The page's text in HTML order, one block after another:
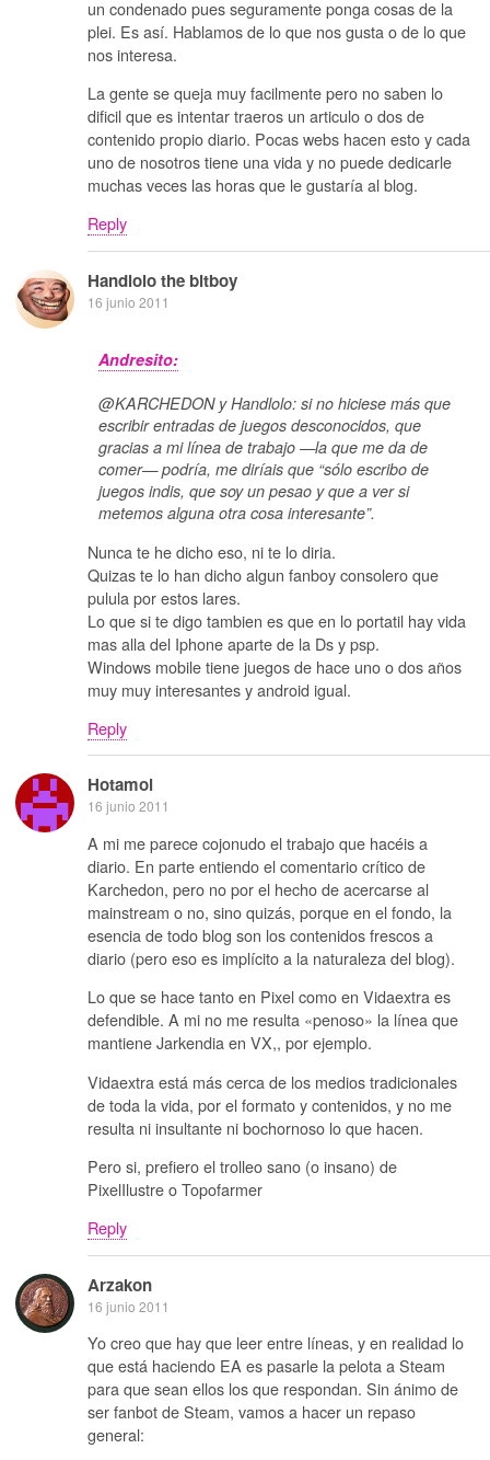
un condenado pues seguramente ponga cosas de la
plei. Es así. Hablamos de lo que nos gusta o de lo que
nos interesa.
La gente se queja muy facilmente pero no saben lo
dificil que es intentar traeros un articulo o dos de
contenido propio diario. Pocas webs hacen esto y cada
uno de nosotros tiene una vida y no puede dedicarle
muchas veces las horas que le gustaría al blog.
Reply
Handlolo the bitboy
16 junio 2011
Andresito:
@KARCHEDON y Handlolo: si no hiciese más que
escribir entradas de juegos desconocidos, que
gracias a mi línea de trabajo —la que me da de
comer— podría, me diríais que “sólo escribo de
juegos indis, que soy un pesao y que a ver si
metemos alguna otra cosa interesante”.
Nunca te he dicho eso, ni te lo diria.
Quizas te lo han dicho algun fanboy consolero que
pulula por estos lares.
Lo que si te digo tambien es que en lo portatil hay vida
mas alla del Iphone aparte de la Ds y psp.
Windows mobile tiene juegos de hace uno o dos años
muy muy interesantes y android igual.
Reply
Hotamol
16 junio 2011
A mi me parece cojonudo el trabajo que hacéis a
diario. En parte entiendo el comentario crítico de
Karchedon, pero no por el hecho de acercarse al
mainstream o no, sino quizás, porque en el fondo, la
esencia de todo blog son los contenidos frescos a
diario (pero eso es implícito a la naturaleza del blog).
Lo que se hace tanto en Pixel como en Vidaextra es
defendible. A mi no me resulta «penoso» la línea que
mantiene Jarkendia en VX,, por ejemplo.
Vidaextra está más cerca de los medios tradicionales
de toda la vida, por el formato y contenidos, y no me
resulta ni insultante ni bochornoso lo que hacen.
Pero si, prefiero el trolleo sano (o insano) de
PixelIlustre o Topofarmer
Reply
Arzakon
16 junio 2011
Yo creo que hay que leer entre líneas, y en realidad lo
que está haciendo EA es pasarle la pelota a Steam
para que sean ellos los que respondan. Sin ánimo de
ser fanbot de Steam, vamos a hacer un repaso
general: